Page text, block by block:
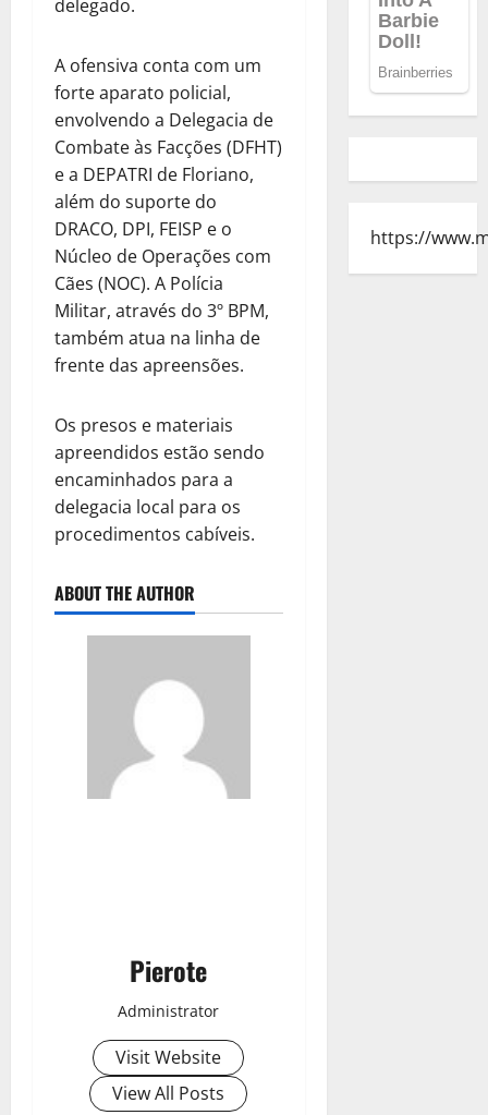
delegado.
A ofensiva conta com um
forte aparato policial,
envolvendo a Delegacia de
Combate às Facções (DFHT)
e a DEPATRI de Floriano,
além do suporte do
DRACO, DPI, FEISP e o
Núcleo de Operações com
Cães (NOC). A Polícia
Militar, através do 3º BPM,
também atua na linha de
frente das apreensões.
Os presos e materiais
apreendidos estão sendo
encaminhados para a
delegacia local para os
procedimentos cabíveis.
ABOUT THE AUTHOR
Pierote
Administrator
Visit Website
View All Posts
https://